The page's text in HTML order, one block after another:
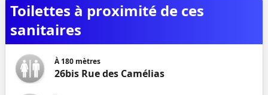
Toilettes à proximité de ces
sanitaires
À180 mètres
26bis Rue des Camélias